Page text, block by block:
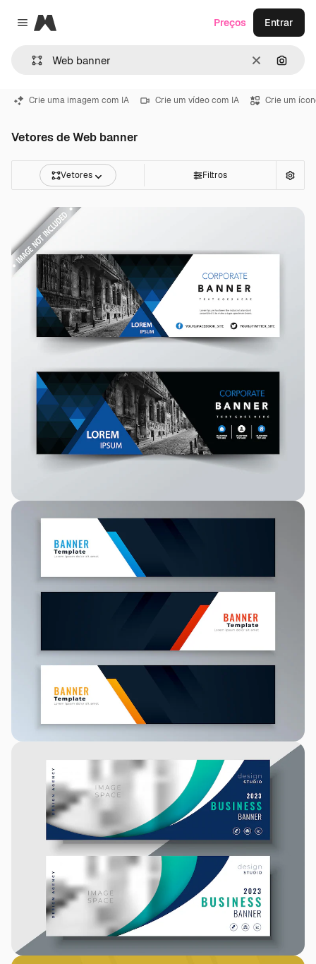
Close menu
Magnific
Limpar
Preços Entrar
Crie uma imagem com IA Crie um vídeo com IA Crie um
Vetores de Web banner
Vetores Filtros